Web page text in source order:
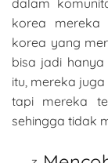
korea mereka
korea yang
bisa jadi hanya
itu, mereka
tapi mereka
sehingga tidak